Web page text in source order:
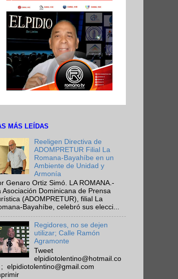
MÁS LEÍDAS
Reeligen Directiva de
ADOMPRETUR Filial La
Romana-Bayahíbe en un
Ambiente de Unidad y
Armonía
Genaro Ortiz Simó. LA ROMANA.-
Asociación Dominicana de Prensa
(ADOMPRETUR), filial La
Bayahíbe, celebró sus elecci...
Regidores, no se dejen
utilizar; Calle Ramón
Agramonte
Tweet
elpidiotolentino@hotmail.co
; elpidiotolentino@gmail.com